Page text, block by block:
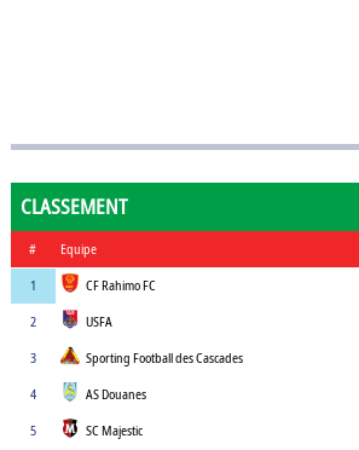
CLASSEMENT
# Equipe
1
CF Rahimo FC
2
USFA
3
Sporting Football des Cascades
4
AS Douanes
5
SC Majestic